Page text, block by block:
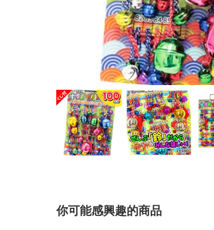
你可能感興趣的商品